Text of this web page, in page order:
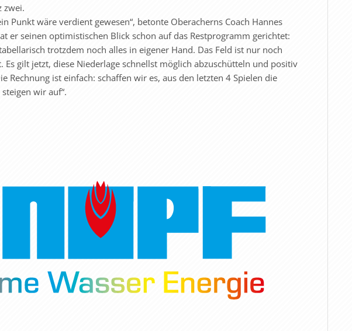
zwei.
Punkt wäre verdient gewesen“, betonte Oberacherns Coach Hannes
er seinen optimistischen Blick schon auf das Restprogramm gerichtet:
trotzdem noch alles in eigener Hand. Das Feld ist nur noch
Es gilt jetzt, diese Niederlage schnellst möglich abzuschütteln und positiv
Rechnung ist einfach: schaffen wir es, aus den letzten 4 Spielen die
wir auf“.